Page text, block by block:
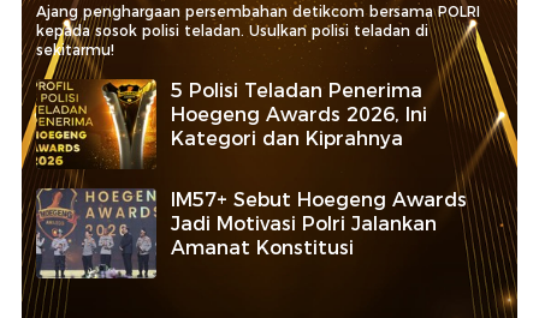
Ajang penghargaan persembahan detikcom bersama POLRI
kepada sosok polisi teladan. Usulkan polisi teladan di
sekitarmu!
5 Polisi Teladan Penerima
Hoegeng Awards 2026, Ini
Kategori dan Kiprahnya
IM57+ Sebut Hoegeng Awards
Jadi Motivasi Polri Jalankan
Amanat Konstitusi